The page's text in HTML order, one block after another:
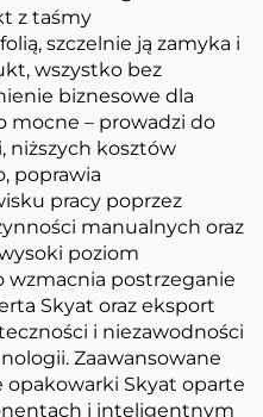
z taśmy
szczelnie ją zamyka i
wszystko bez
biznesowe dla
mocne – prowadzi do
niższych kosztów
poprawia
pracy poprzez
manualnych oraz
poziom
wzmacnia postrzeganie
Skyat oraz eksport
i niezawodności
Zaawansowane
Skyat oparte
i inteligentnym